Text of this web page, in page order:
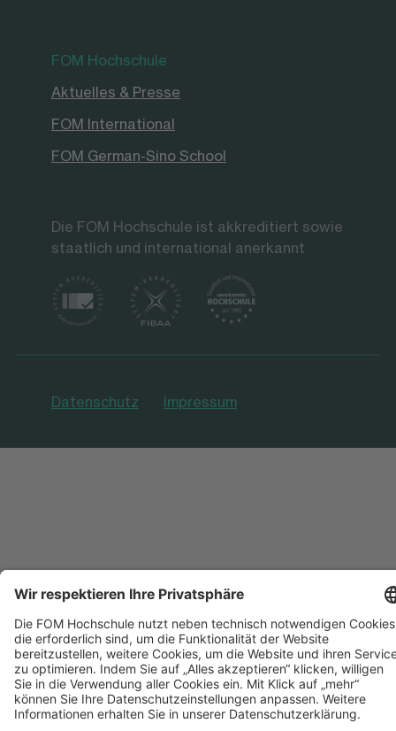
FOM Hochschule
Aktuelles & Presse
FOM International
FOM German-Sino School
Die FOM Hochschule ist akkreditiert sowie
staatlich und international anerkannt
Datenschutz Impressum